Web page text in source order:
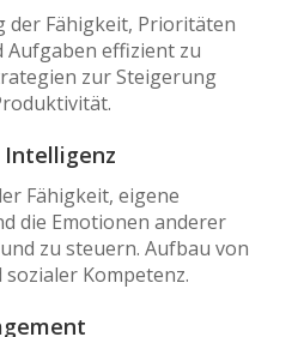
der Fähigkeit, Prioritäten
Aufgaben effizient zu
zur Steigerung
Fähigkeit, eigene
die Emotionen anderer
zu steuern. Aufbau von
sozialer Kompetenz.